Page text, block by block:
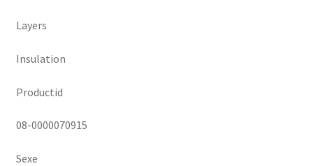
Layers
Insulation
Productid
08-0000070915
Sexe